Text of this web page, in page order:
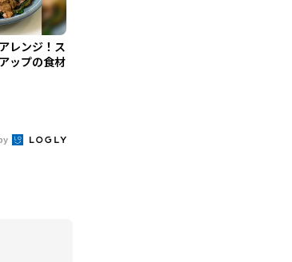
レンジ！ス
ップの食材